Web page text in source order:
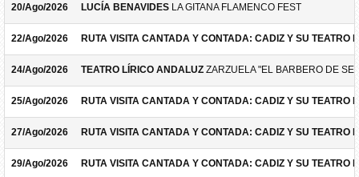
20/Ago/2026 LUCÍA BENAVIDES LA GITANA FLAMENCO FEST
22/Ago/2026 RUTA VISITA CANTADA Y CONTADA: CADIZ Y SU TEATRO
24/Ago/2026 TEATRO LÍRICO ANDALUZ ZARZUELA "EL BARBERO DE
25/Ago/2026 RUTA VISITA CANTADA Y CONTADA: CADIZ Y SU TEATRO
27/Ago/2026 RUTA VISITA CANTADA Y CONTADA: CADIZ Y SU TEATRO
29/Ago/2026 RUTA VISITA CANTADA Y CONTADA: CADIZ Y SU TEATRO